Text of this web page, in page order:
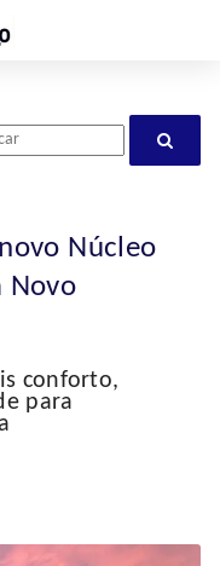
Núcleo
Novo
conforto,
para